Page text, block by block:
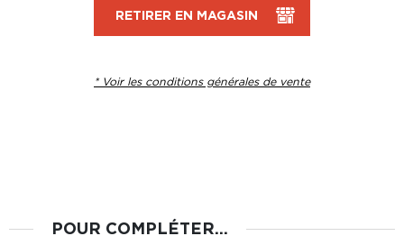
RETIRER EN MAGASIN
* Voir les conditions générales de vente
POUR COMPLÉTER...